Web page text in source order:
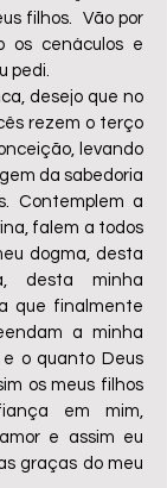
filhos. Vão por
os cenáculos e
pedi.
desejo que no
rezem o terço
levando
da sabedoria
Contemplem a
falem a todos
dogma, desta
desta minha
que finalmente
a minha
o quanto Deus
os meus filhos
em mim,
e assim eu
graças do meu